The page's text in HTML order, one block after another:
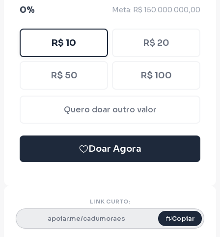
0% Meta: R$ 150.000.000,00
R$ 10 R$ 20
R$ 50 R$ 100
Quero doar outro valor
Doar Agora
LINK CURTO:
apoiar.me/cadumoraes Copiar